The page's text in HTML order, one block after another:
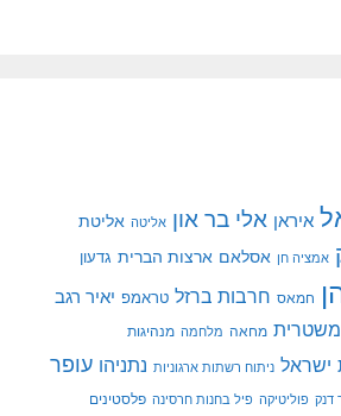
איראן אלי בר און אליטה אליטת
אמציה חן אסלאם ארצות הברית גדעון
חמאס חרבות ברזל טראמפ יאיר רגב
מחאה מלחמה מנהיגות
ניתוח רשתות ארגוניות נתניהו עופר
דנק פוליטיקה פיל בחנות חרסינה פלסטינים